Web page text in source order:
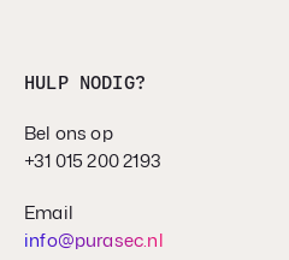
HULP NODIG?
Bel ons op
+31 015 200 2193
Email
info@purasec.nl